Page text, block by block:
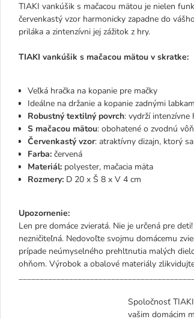
TIAKI vankúšik s mačacou mätou je nielen
červenkastý vzor harmonicky zapadne do
priláka a zintenzívni jej zážitok z hry.
TIAKI vankúšik s mačacou mätou v skratke:
Veľká hračka na kopanie pre mačky
Ideálne na držanie a kopanie zadnými
Robustný textilný povrch: vydrží intenzívne
S mačacou mätou: obohatené o zvodnú
Červenkastý vzor: atraktívny dizajn, ktorý
Farba: červená
Materiál: polyester, mačacia mäta
Rozmery: D 20 x Š 8 x V 4 cm
Upozornenie:
Len pre domáce zvieratá. Nie je určená pre
nezničiteľná. Nedovoľte svojmu domácemu
prípade neúmyselného prehltnutia malých
ohňom. Výrobok a obalové materiály
Spoločnosť
vašim domácim